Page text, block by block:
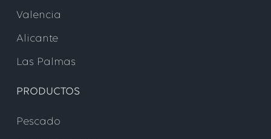
Valencia
Alicante
Las Palmas
PRODUCTOS
Pescado